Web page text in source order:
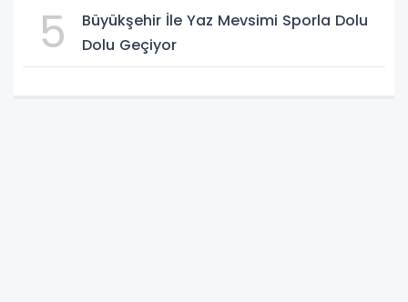
5
Büyükşehir İle Yaz Mevsimi Sporla Dolu
Dolu Geçiyor